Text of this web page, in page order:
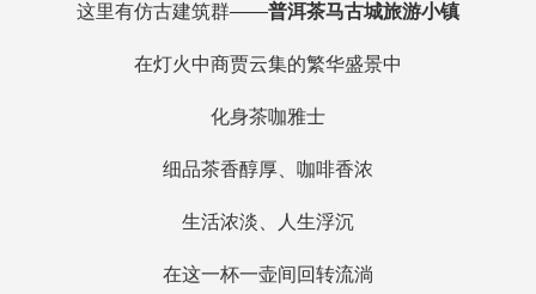
这里有仿古建筑群——普洱茶马古城旅游小镇
在灯火中商贾云集的繁华盛景中
化身茶咖雅士
细品茶香醇厚、咖啡香浓
生活浓淡、人生浮沉
在这一杯一壶间回转流淌